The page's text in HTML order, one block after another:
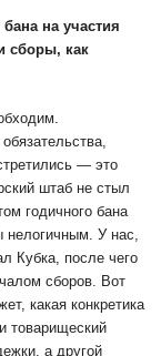
на участия
сборы, как
— это
штаб не стыл
годичного бана
нелогичным. У нас,
Кубка, после чего
сборов. Вот
какая конкретика
товарищеский
а другой